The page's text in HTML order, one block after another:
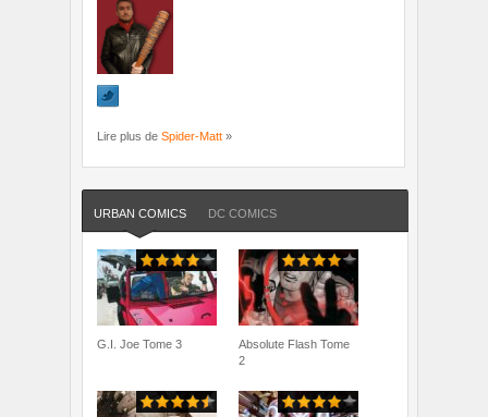
Lire plus de Spider-Matt »
URBAN COMICS DC COMICS
G.I. Joe Tome 3
Absolute Flash Tome
2